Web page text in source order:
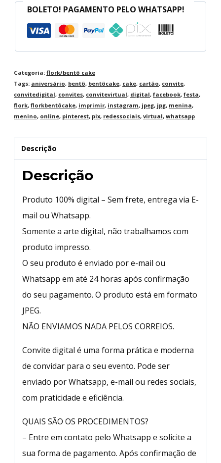
BOLETO! PAGAMENTO PELO WHATSAPP!
Categoria: flork/bentô cake
Tags: aniversário, bentô, bentôcake, cake, cartão, convite,
convitedigital, convites, convitevirtual, digital, facebook, festa,
flork, florkbentôcake, imprimir, instagram, jpeg, jpg, menina,
menino, online, pinterest, pix, redessociais, virtual, whatsapp
Descrição
Descrição
Produto 100% digital – Sem frete, entrega via E-
mail ou Whatsapp.
Somente a arte digital, não trabalhamos com
produto impresso.
O seu produto é enviado por e-mail ou
Whatsapp em até 24 horas após confirmação
do seu pagamento. O produto está em formato
JPEG.
NÃO ENVIAMOS NADA PELOS CORREIOS.
Convite digital é uma forma prática e moderna
de convidar para o seu evento. Pode ser
enviado por Whatsapp, e-mail ou redes sociais,
com praticidade e eficiência.
QUAIS SÃO OS PROCEDIMENTOS?
– Entre em contato pelo Whatsapp e solicite a
sua forma de pagamento. Após confirmação de